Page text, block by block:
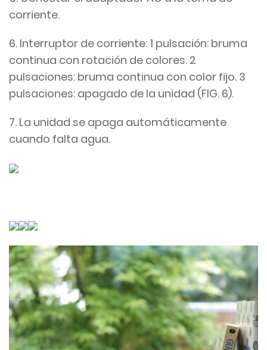
corriente.
6. Interruptor de corriente: 1 pulsación: bruma
continua con rotación de colores. 2
pulsaciones: bruma continua con color fijo. 3
pulsaciones: apagado de la unidad (FIG. 6).
7. La unidad se apaga automáticamente
cuando falta agua.